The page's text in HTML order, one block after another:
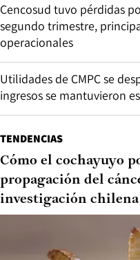
Cencosud tuvo pérdidas
segundo trimestre,
operacionales
Utilidades de CMPC se
ingresos se mantuvieron
TENDENCIAS
Cómo el cochayuyo
propagación del
investigación chilena